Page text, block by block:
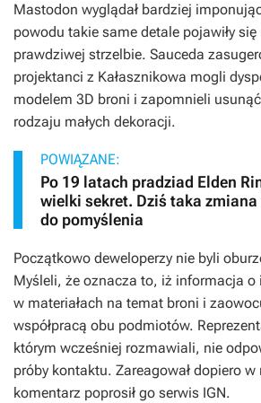
Mastodon wyglądał bardziej
powodu takie same detale pojawiły
prawdziwej strzelbie. Sauceda
projektanci z Kałasznikowa mogli
modelem 3D broni i zapomnieli
rodzaju małych dekoracji.
POWIĄZANE:
Po 19 latach pradziad Elden
wielki sekret. Dziś taka
do pomyślenia
Początkowo deweloperzy nie byli
Myśleli, że oznacza to, iż informacja
w materiałach na temat broni i
współpracą obu podmiotów.
którym wcześniej rozmawiali, nie
próby kontaktu. Zareagował dopiero
komentarz poprosił go serwis IGN.